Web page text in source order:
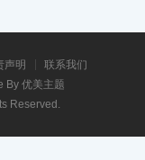
声明
联系我们
By 优美主题
Reserved.